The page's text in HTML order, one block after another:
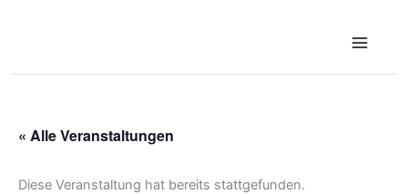
springen
« Alle Veranstaltungen
Diese Veranstaltung hat bereits stattgefunden.